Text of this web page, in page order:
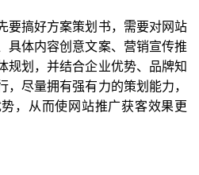
要搞好方案策划书，需要对网站
具体内容创意文案、营销宣传推
规划，并结合企业优势、品牌知
尽量拥有强有力的策划能力，
，从而使网站推广获客效果更